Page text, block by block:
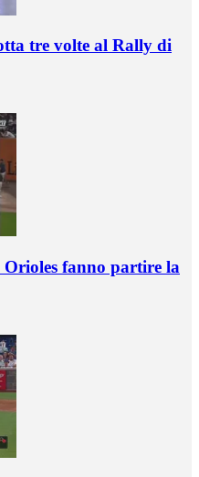
tre volte al Rally di
Orioles fanno partire la